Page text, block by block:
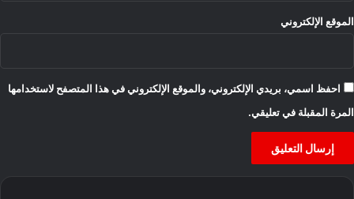
الموقع الإلكتروني
احفظ اسمي، بريدي الإلكتروني، والموقع الإلكتروني في هذا المتصفح لاستخدامها
المرة المقبلة في تعليقي.